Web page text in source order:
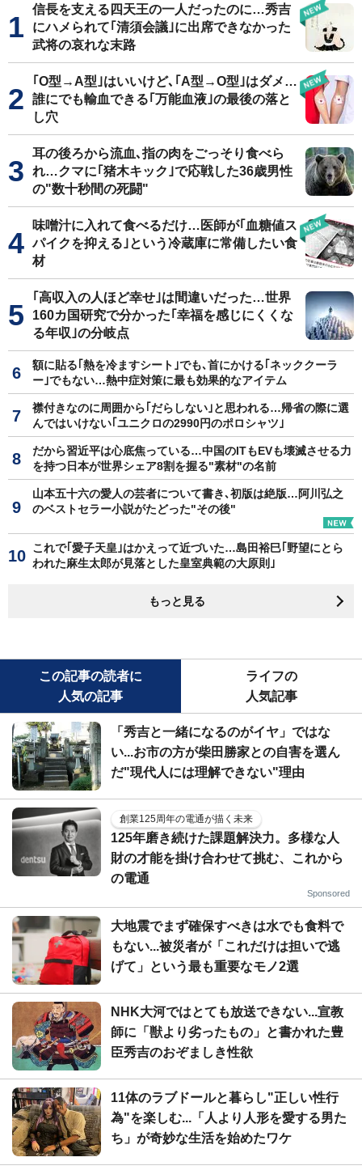
信長を支える四天王の一人だったのに…秀吉
にハメられて｢清須会議｣に出席できなかった
武将の哀れな末路
｢O型→A型｣はいいけど､｢A型→O型｣はダメ…
誰にでも輸血できる｢万能血液｣の最後の落と
し穴
耳の後ろから流血､指の肉をごっそり食べら
れ…クマに｢猪木キック｣で応戦した36歳男性
の"数十秒間の死闘"
味噌汁に入れて食べるだけ…医師が｢血糖値ス
パイクを抑える｣という冷蔵庫に常備したい食
材
｢高収入の人ほど幸せ｣は間違いだった…世界
160カ国研究で分かった｢幸福を感じにくくな
る年収｣の分岐点
額に貼る｢熱を冷ますシート｣でも､首にかける｢ネッククーラ
ー｣でもない…熱中症対策に最も効果的なアイテム
襟付きなのに周囲から｢だらしない｣と思われる…帰省の際に選
んではいけない｢ユニクロの2990円のポロシャツ｣
だから習近平は心底焦っている…中国のITもEVも壊滅させる力
を持つ日本が世界シェア8割を握る"素材"の名前
山本五十六の愛人の芸者について書き､初版は絶版…阿川弘之
のベストセラー小説がたどった"その後"
これで｢愛子天皇｣はかえって近づいた…島田裕巳｢野望にとら
われた麻生太郎が見落とした皇室典範の大原則｣
もっと見る
この記事の読者に
人気の記事
ライフの
人気記事
「秀吉と一緒になるのがイヤ」ではな
い...お市の方が柴田勝家との自害を選ん
だ"現代人には理解できない"理由
創業125周年の電通が描く未来
125年磨き続けた課題解決力。多様な人
財の才能を掛け合わせて挑む、これから
の電通
Sponsored
大地震でまず確保すべきは水でも食料で
もない...被災者が「これだけは担いで逃
げて」という最も重要なモノ2選
NHK大河ではとても放送できない...宣教
師に「獣より劣ったもの」と書かれた豊
臣秀吉のおぞましき性欲
11体のラブドールと暮らし"正しい性行
為"を楽しむ...「人より人形を愛する男た
ち」が奇妙な生活を始めたワケ